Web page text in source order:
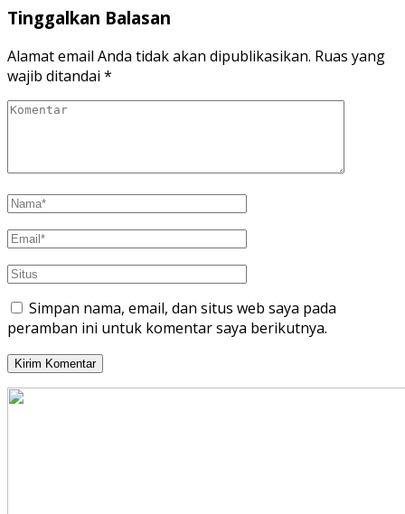
Tinggalkan Balasan
Alamat email Anda tidak akan dipublikasikan. Ruas yang
wajib ditandai *
Simpan nama, email, dan situs web saya pada
peramban ini untuk komentar saya berikutnya.